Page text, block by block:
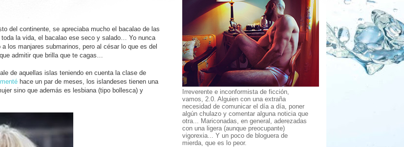
del continente, se apreciaba mucho el bacalao de las
la vida, el bacalao ese seco y salado… Yo nunca
los manjares submarinos, pero al césar lo que es del
admitir que brilla que te cagas…
de aquellas islas teniendo en cuenta la clase de
hace un par de meses, los islandeses tienen una
sino que además es lesbiana (tipo bollesca) y
Irreverente e inconformista de ficción,
vamos, 2.0. Alguien con una extraña
necesidad de comunicar el día a día, poner
algún chulazo y comentar alguna noticia que
otra... Mariconadas, en general, aderezadas
con una ligera (aunque preocupante)
vigorexia... Y un poco de bloguera de
mierda, que es lo peor.